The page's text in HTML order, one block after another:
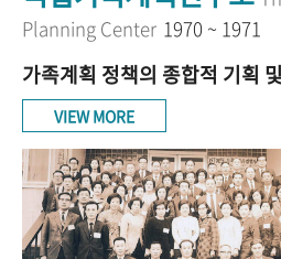
Planning Center 1970 ~ 1971
가족계획 정책의 종합적 기획
VIEW MORE